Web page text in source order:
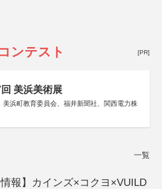
ンテスト [PR]
美浜美術展
美浜町教育委員会、福井新聞社、関西電力株
一覧
情報】カインズ×コクヨ×VUILD